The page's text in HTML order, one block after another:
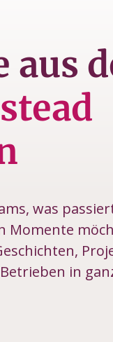
aus
was
Momente
in